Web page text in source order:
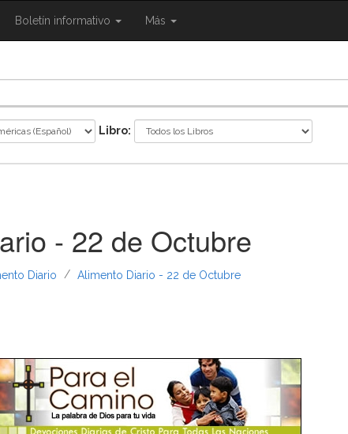
Boletín informativo Más
{{
Libro:
- 22 de Octubre
Diario / Alimento Diario - 22 de Octubre